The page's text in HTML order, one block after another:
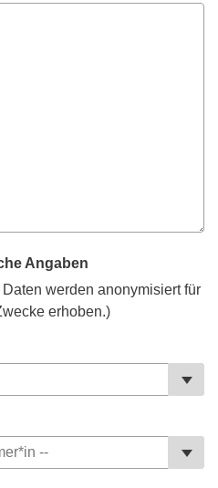
Angaben
werden anonymisiert für
erhoben.)